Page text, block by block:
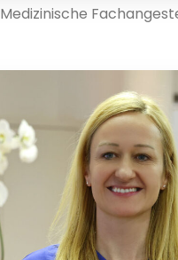
Medizinische